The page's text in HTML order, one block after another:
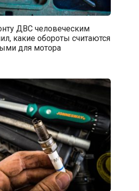
ДВС человеческим
какие обороты считаются
для мотора